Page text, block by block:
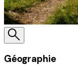
Géographie